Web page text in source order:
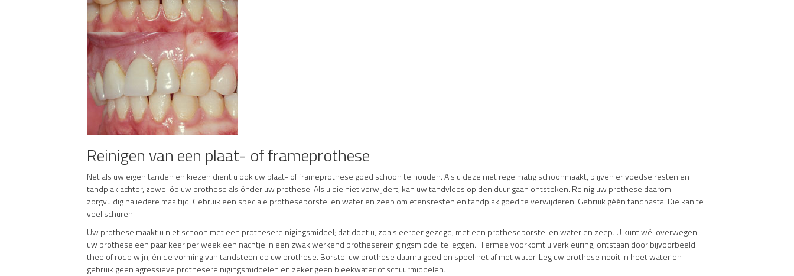
Reinigen van een plaat- of frameprothese
Net als uw eigen tanden en kiezen dient u ook uw plaat- of frameprothese goed schoon te houden. Als u deze niet regelmatig schoonmaakt, blijven er voedselresten en
tandplak achter, zowel óp uw prothese als ónder uw prothese. Als u die niet verwijdert, kan uw tandvlees op den duur gaan ontsteken. Reinig uw prothese daarom
zorgvuldig na iedere maaltijd. Gebruik een speciale protheseborstel en water en zeep om etensresten en tandplak goed te verwijderen. Gebruik géén tandpasta. Die kan te
veel schuren.
Uw prothese maakt u niet schoon met een prothesereinigingsmiddel; dat doet u, zoals eerder gezegd, met een protheseborstel en water en zeep. U kunt wél overwegen
uw prothese een paar keer per week een nachtje in een zwak werkend prothesereinigingsmiddel te leggen. Hiermee voorkomt u verkleuring, ontstaan door bijvoorbeeld
thee of rode wijn, én de vorming van tandsteen op uw prothese. Borstel uw prothese daarna goed en spoel het af met water. Leg uw prothese nooit in heet water en
gebruik geen agressieve prothesereinigingsmiddelen en zeker geen bleekwater of schuurmiddelen.